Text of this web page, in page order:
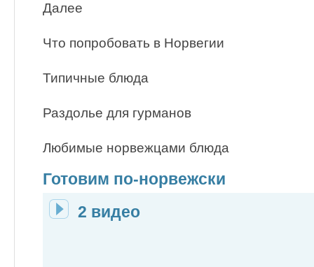
Далее
Что попробовать в Норвегии
Типичные блюда
Раздолье для гурманов
Любимые норвежцами блюда
Готовим по-норвежски
2 видео